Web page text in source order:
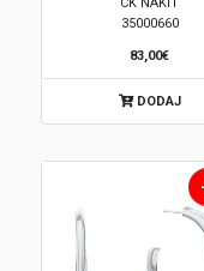
35000660
83,00€
DODAJ